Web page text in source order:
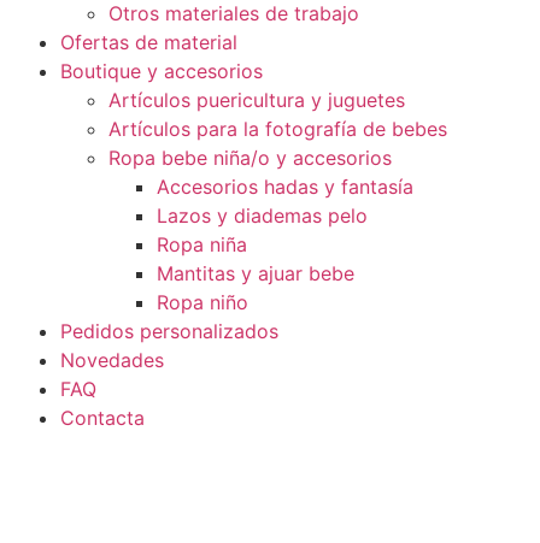
Otros materiales de trabajo
Ofertas de material
Boutique y accesorios
Artículos puericultura y juguetes
Artículos para la fotografía de bebes
Ropa bebe niña/o y accesorios
Accesorios hadas y fantasía
Lazos y diademas pelo
Ropa niña
Mantitas y ajuar bebe
Ropa niño
Pedidos personalizados
Novedades
FAQ
Contacta